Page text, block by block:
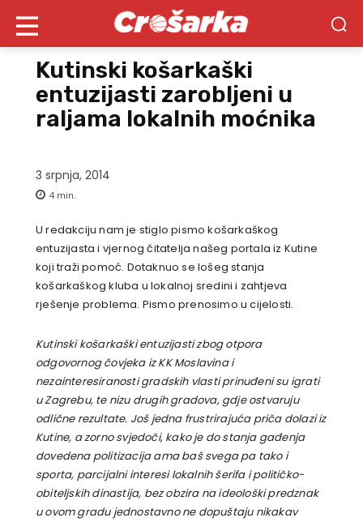
Kutinski košarkaški
entuzijasti zarobljeni u
raljama lokalnih moćnika
3 srpnja, 2014
4 min.
U redakciju nam je stiglo pismo košarkaškog
entuzijasta i vjernog čitatelja našeg portala iz Kutine
koji traži pomoć. Dotaknuo se lošeg stanja
košarkaškog kluba u lokalnoj sredini i zahtjeva
rješenje problema. Pismo prenosimo u cijelosti.
Kutinski košarkaški entuzijasti zbog otpora
odgovornog čovjeka iz KK Moslavina i
nezainteresiranosti gradskih vlasti prinuđeni su igrati
u Zagrebu, te nizu drugih gradova, gdje ostvaruju
odlične rezultate. Još jedna frustrirajuća priča dolazi iz
Kutine, a zorno svjedoči, kako je do stanja gađenja
dovedena politizacija ama baš svega pa tako i
sporta, parcijalni interesi lokalnih šerifa i političko-
obiteljskih dinastija, bez obzira na ideološki predznak
u ovom gradu jednostavno ne dopuštaju nikakav